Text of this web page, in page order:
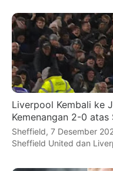
Liverpool Kembali ke
Kemenangan 2-0
Sheffield, 7 Desember
Sheffield United dan